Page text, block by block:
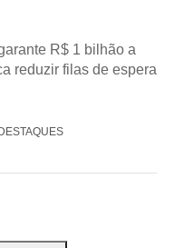
R$ 1 bilhão a
reduzir filas de espera